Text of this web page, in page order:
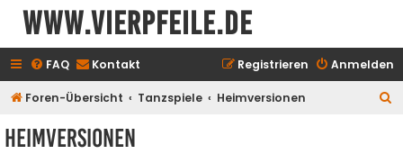
www.vierpfeile.de
FAQ Kontakt Anmelden
Registrieren
Foren-Übersicht Tanzspiele Heimversionen
Heimversionen